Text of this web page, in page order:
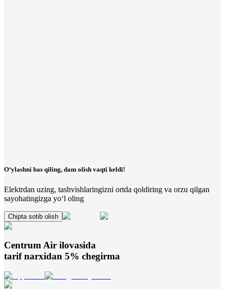
O‘ylashni bas qiling, dam olish vaqti keldi!
Elektrdan uzing, tashvishlaringizni ortda qoldiring va orzu qilgan
sayohatingizga yo‘l oling
Chipta sotib olish
Centrum Air ilovasida
tarif narxidan 5% chegirma